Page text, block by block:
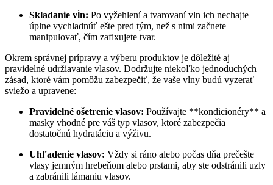
Skladanie vĺn: Po vyžehlení a tvarovaní vln ich nechajte
úplne vychladnúť ešte pred tým, než s nimi začnete
manipulovať, čím zafixujete tvar.
Okrem správnej prípravy a výberu produktov je dôležité aj
pravidelné udržiavanie vlasov. Dodržujte niekoľko jednoduchých
zásad, ktoré vám pomôžu zabezpečiť, že vaše vlny budú vyzerať
sviežo a upravene:
Pravidelné ošetrenie vlasov: Používajte **kondicionéry** a
masky vhodné pre váš typ vlasov, ktoré zabezpečia
dostatočnú hydratáciu a výživu.
Uhľadenie vlasov: Vždy si ráno alebo počas dňa prečešte
vlasy jemným hrebeňom alebo prstami, aby ste odstránili uzly
a zabránili lámaniu vlasov.